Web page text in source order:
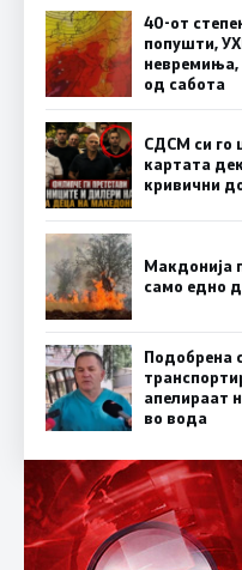
40-от
попушти,
од сабота
СДСМ си го
картата
кривични
Макдонија
само едно
Подобрена
апелираат
во вода